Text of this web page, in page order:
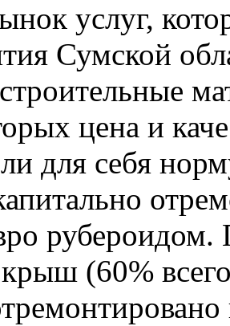
услуг,
Сумской
цена и
для себя
рубероидом.
(60%